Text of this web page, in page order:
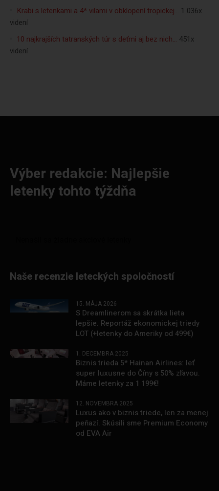
Krabi s letenkami a 4* vilami v obklopení tropickej… 1 036x
videní
10 najkrajších tatranských túr s deťmi aj bez nich… 451x
videní
Výber redakcie: Najlepšie
letenky tohto týždňa
Naše recenzie leteckých spoločností
15. MÁJA 2026
S Dreamlinerom sa skrátka lieta
lepšie. Reportáž ekonomickej triedy
LOT (+letenky do Ameriky od 499€)
1. DECEMBRA 2025
Biznis trieda 5* Hainan Airlines: leť
super luxusne do Číny s 50% zľavou.
Máme letenky za 1 199€!
12. NOVEMBRA 2025
Luxus ako v biznis triede, len za menej
peňazí. Skúsili sme Premium Economy
od EVA Air